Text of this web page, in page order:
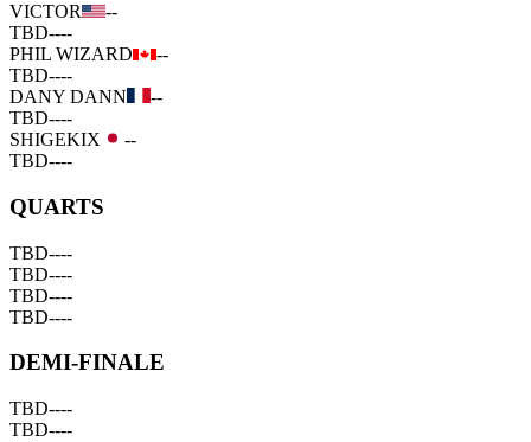
VICTOR
--
TBD----
PHIL WIZARD
--
TBD----
DANY DANN
--
TBD----
SHIGEKIX
--
TBD----
QUARTS
TBD----
TBD----
TBD----
TBD----
DEMI-FINALE
TBD----
TBD----